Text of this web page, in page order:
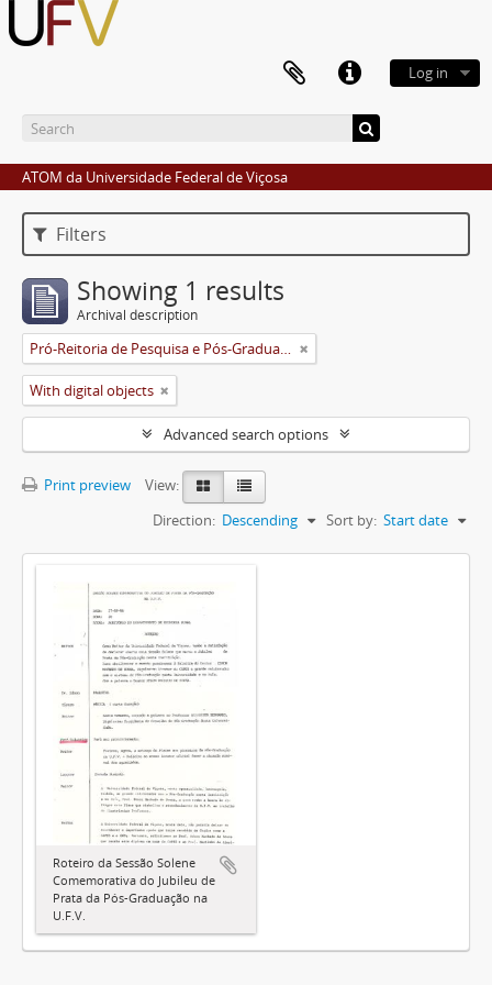
Log in
ATOM da Universidade Federal de Viçosa
Filters
Showing 1 results
Archival description
Pró-Reitoria de Pesquisa e Pós-Graduação
With digital objects
Advanced search options
Print preview
View:
Sort by: Start date
Direction: Descending
Roteiro da Sessão Solene
Comemorativa do Jubileu de
Prata da Pós-Graduação na
U.F.V.